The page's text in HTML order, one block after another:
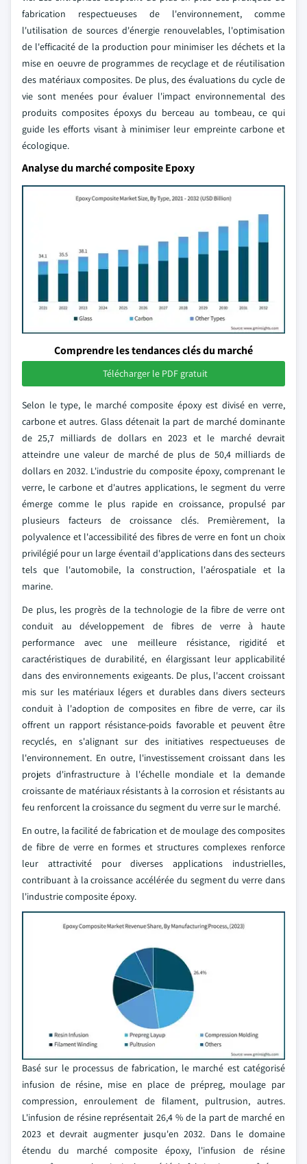
fabrication respectueuses de l'environnement, comme
l'utilisation de sources d'énergie renouvelables, l'optimisation
de l'efficacité de la production pour minimiser les déchets et la
mise en oeuvre de programmes de recyclage et de réutilisation
des matériaux composites. De plus, des évaluations du cycle de
vie sont menées pour évaluer l'impact environnemental des
produits composites époxys du berceau au tombeau, ce qui
guide les efforts visant à minimiser leur empreinte carbone et
écologique.
Analyse du marché composite Epoxy
Comprendre les tendances clés du marché
Télécharger le PDF gratuit
Selon le type, le marché composite époxy est divisé en verre,
carbone et autres. Glass détenait la part de marché dominante
de 25,7 milliards de dollars en 2023 et le marché devrait
atteindre une valeur de marché de plus de 50,4 milliards de
dollars en 2032. L'industrie du composite époxy, comprenant le
verre, le carbone et d'autres applications, le segment du verre
émerge comme le plus rapide en croissance, propulsé par
plusieurs facteurs de croissance clés. Premièrement, la
polyvalence et l'accessibilité des fibres de verre en font un choix
privilégié pour un large éventail d'applications dans des secteurs
tels que l'automobile, la construction, l'aérospatiale et la
marine.
De plus, les progrès de la technologie de la fibre de verre ont
conduit au développement de fibres de verre à haute
performance avec une meilleure résistance, rigidité et
caractéristiques de durabilité, en élargissant leur applicabilité
dans des environnements exigeants. De plus, l'accent croissant
mis sur les matériaux légers et durables dans divers secteurs
conduit à l'adoption de composites en fibre de verre, car ils
offrent un rapport résistance-poids favorable et peuvent être
recyclés, en s'alignant sur des initiatives respectueuses de
l'environnement. En outre, l'investissement croissant dans les
projets d'infrastructure à l'échelle mondiale et la demande
croissante de matériaux résistants à la corrosion et résistants au
feu renforcent la croissance du segment du verre sur le marché.
En outre, la facilité de fabrication et de moulage des composites
de fibre de verre en formes et structures complexes renforce
leur attractivité pour diverses applications industrielles,
contribuant à la croissance accélérée du segment du verre dans
l'industrie composite époxy.
Basé sur le processus de fabrication, le marché est catégorisé
infusion de résine, mise en place de prépreg, moulage par
compression, enroulement de filament, pultrusion, autres.
L'infusion de résine représentait 26,4 % de la part de marché en
2023 et devrait augmenter jusqu'en 2032. Dans le domaine
étendu du marché composite époxy, l'infusion de résine